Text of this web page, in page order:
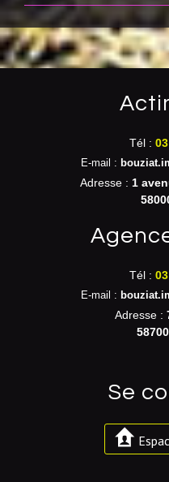
Tél :
E-mail :
Adresse : 1
Tél :
E-mail :
Adresse :
se